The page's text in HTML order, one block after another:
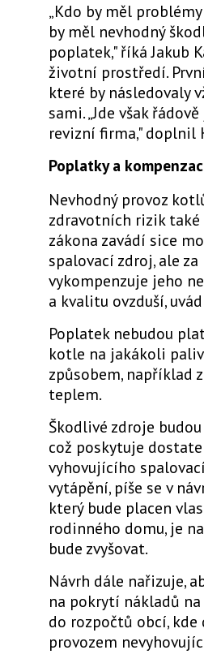
„Kdo by měl
by měl nevhodný
poplatek," říká Jakub
životní prostředí.
které by následovaly
sami. „Jde však
revizní firma," doplnil
Poplatky a
Nevhodný provoz
zdravotních rizik také
zákona zavádí sice
spalovací zdroj, ale
vykompenzuje jeho
a kvalitu ovzduší,
Poplatek nebudou
kotle na jakákoli
způsobem, například
teplem.
Škodlivé zdroje
což poskytuje
vyhovujícího
vytápění, píše se v
který bude placen
rodinného domu, je
bude zvyšovat.
Návrh dále nařizuje,
na pokrytí nákladů
do rozpočtů obcí, kde
provozem